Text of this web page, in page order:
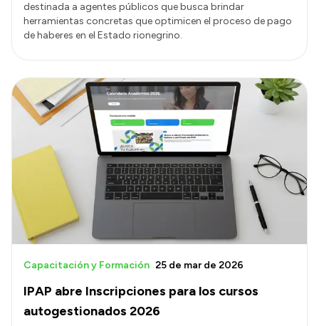
destinada a agentes públicos que busca brindar
herramientas concretas que optimicen el proceso de pago
de haberes en el Estado rionegrino.
IPAP abre Inscripciones para los cursos
autogestionados 2026
Capacitación y Formación 25 de mar de 2026